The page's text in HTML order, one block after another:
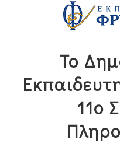
Το
11ο